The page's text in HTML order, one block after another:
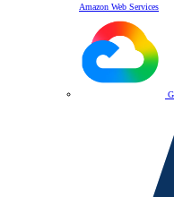
Amazon Web Services